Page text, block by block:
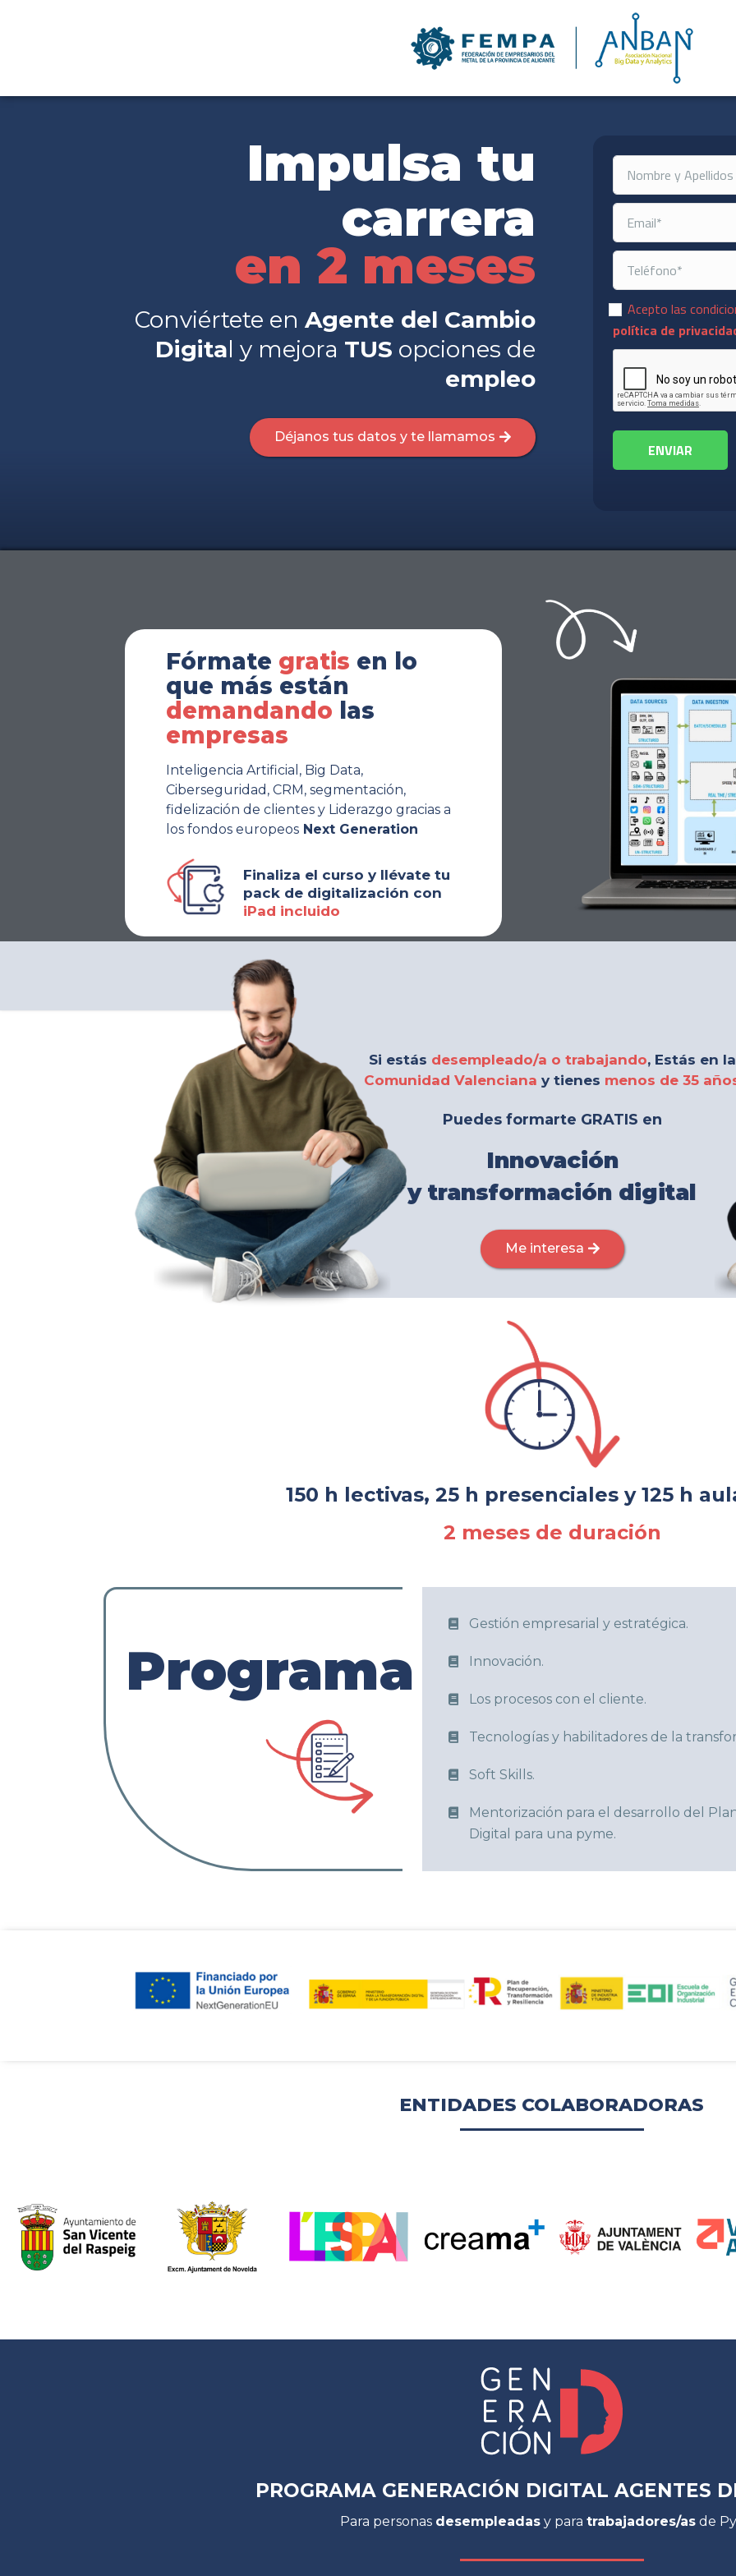
Impulsa tu
carrera
en 2 meses
Conviértete en Agente del Cambio
Digital y mejora TUS opciones de
empleo
Déjanos tus datos y te llamamos
Consentimiento*
Acepto las
política de
Fórmate gratis en lo
que más están
demandando las
empresas
Inteligencia Artificial, Big Data,
Ciberseguridad, CRM, segmentación,
fidelización de clientes y Liderazgo gracias a
los fondos europeos Next Generation
Finaliza el curso y llévate tu
pack de digitalización con
iPad incluido
Si estás desempleado/a o trabajando, Estás en la
Comunidad Valenciana y tienes menos de 35
Puedes formarte GRATIS en
Innovación
y transformación digital
Me interesa
150 h lectivas, 25 h presenciales y 125 h
2 meses de duración
Programa
Gestión empresarial y estratégica.
Innovación.
Los procesos con el cliente.
Tecnologías y habilitadores de la
Soft Skills.
Mentorización para el desarrollo del
Digital para una pyme.
ENTIDADES COLABORADORAS
PROGRAMA GENERACIÓN DIGITAL AGENTES
Para personas desempleadas y para trabajadores/as de